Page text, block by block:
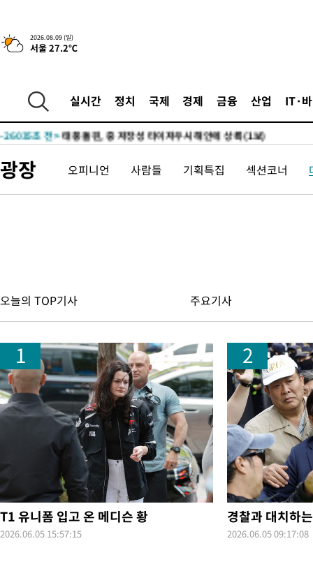
2026.08.09 (일)
서울 27.2℃
실시간 정치 국제 경제 금융 산업 IT·
-30443초 전 >
네타냐후, 트럼프의 가자 평화 2차 15개조 평화안 '거부'
-27039초 전 >
-26035초 전 >태풍 돌핀, 중 저장성 타이저우시 해안에 상륙 (1보)
-22011초 전 >
[속보]與 강원·TK 당원투표 합산 김민석 48.54%로 승리…정
-21345초 전 >與 강원·TK 당원투표 합산 김민석 46.01%로 승리…정청래
-11251초 전 >
[속보]장은수, KLPGA 제주삼다수 역전 우승…데뷔 10년 차에
-6543초 전 >손흥민, 68분 뛰고 2경기 침묵…LAFC, 톨루카에 1-0 승리(종합)
-5815초 전 >'2경기 연속 침묵' 손흥민, 톨루카전 68분만 뛰고 슈팅 0개
-4567초 전 >이강인, 오늘 서울서 AT마드리드 입단식…'전례 없는 특급대우'
2시간 전 > '여긴 20도, 저긴 50도'…열화상 카메라로 본 폭염 저감시설 '온도
콜롬비아 신임 우파 대통령 취임 하루만에 차량폭탄 폭발 사건
튀르키예 외무장관, "메카 3국 방위협정은 이란이 목표 아냐 " 밝혀
5시간 전 >
이군이 불법 군시설 건설한 레바논 남부에서 레바논군 3명 폭발로
-30443초 전 >네타냐후, 트럼프의 가자 평화 2차 15개조 평화안 '거부'
-27039초 전 >이강인 ATM 입단식에 '상암벌 들썩'…"세계적인 선수 되길"
-26035초 전 >태풍 돌핀, 중 저장성 타이저우시 해안에 상륙 (1보)
광장 오피니언 사람들 기획특집 섹션코너
오늘의 TOP기사 주요기사
1
T1 유니폼 입고 온 메디슨 황
2026.06.05 15:57:15
2
경찰과 대치하
2026.06.05 09:17:08